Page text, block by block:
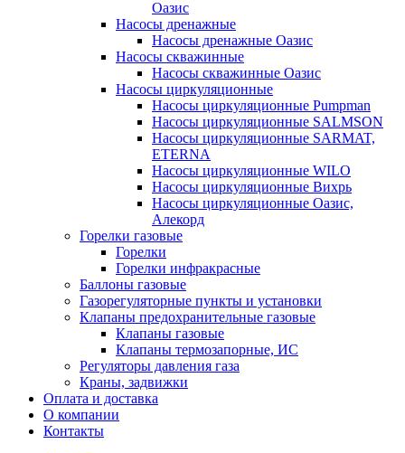
Оазис
Насосы дренажные
Насосы дренажные Оазис
Насосы скважинные
Насосы скважинные Оазис
Насосы циркуляционные
Насосы циркуляционные Pumpman
Насосы циркуляционные SALMSON
Насосы циркуляционные SARMAT,
ETERNA
Насосы циркуляционные WILO
Насосы циркуляционные Вихрь
Насосы циркуляционные Оазис,
Алекорд
Горелки газовые
Горелки
Горелки инфракрасные
Баллоны газовые
Газорегуляторные пункты и установки
Клапаны предохранительные газовые
Клапаны газовые
Клапаны термозапорные, ИС
Регуляторы давления газа
Краны, задвижки
Оплата и доставка
О компании
Контакты